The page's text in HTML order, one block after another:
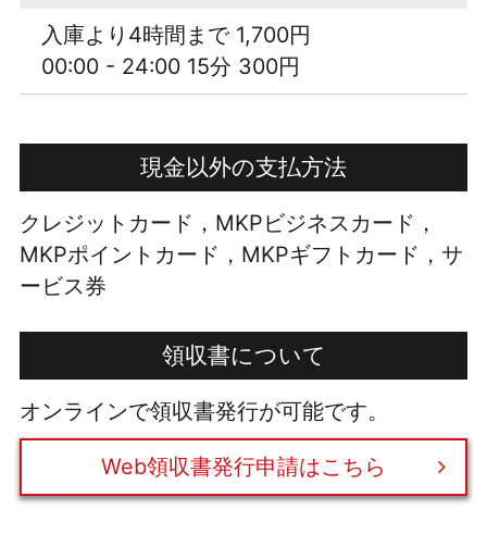
入庫より4時間まで 1,700円
00:00 - 24:00 15分 300円
現金以外の支払方法
クレジットカード，MKPビジネスカード，
MKPポイントカード，MKPギフトカード，サ
ービス券
領収書について
オンラインで領収書発行が可能です。
Web領収書発行申請はこちら